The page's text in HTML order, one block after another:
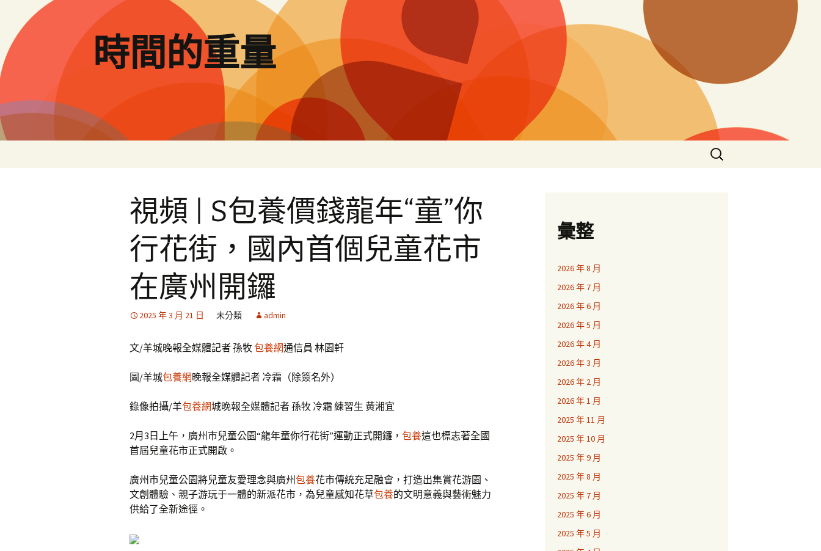
要
內
容
時間的重量
搜
尋
視頻 | S包養價錢龍年“童”你
行花街，國內首個兒童花市
在廣州開鑼
2025 年 3 月 21 日 未分類 admin
文/羊城晚報全媒體記者 孫牧包養網通信員 林園軒
圖/羊城包養網晚報全媒體記者 冷霜（除簽名外）
錄像拍攝/羊包養網城晚報全媒體記者 孫牧 冷霜 練習生 黃湘宜
2月3日上午，廣州市兒童公園“龍年童你行花街”運動正式開鑼， 包養這也標志著全國
首屆兒童花市正式開啟。
廣州市兒童公園將兒童友愛理念與廣州包養花市傳統充足融會，打造出集賞花游園、
文創體驗、親子游玩于一體的新派花市，為兒童感知花草包養的文明意義與藝術魅力
供給了全新途徑。
彙整
2026 年 8 月
2026 年 7 月
2026 年 6 月
2026 年 5 月
2026 年 4 月
2026 年 3 月
2026 年 2 月
2026 年 1 月
2025 年 11 月
2025 年 10 月
2025 年 9 月
2025 年 8 月
2025 年 7 月
2025 年 6 月
2025 年 5 月